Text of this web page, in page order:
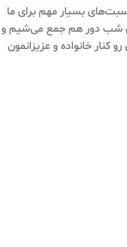
بسیار مهم برای ما
شب دور هم جمع می‌شیم و
کنار خانواده و عزیزانمون